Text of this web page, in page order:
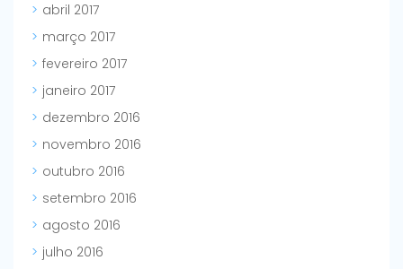
abril 2017
março 2017
fevereiro 2017
janeiro 2017
dezembro 2016
novembro 2016
outubro 2016
setembro 2016
agosto 2016
julho 2016